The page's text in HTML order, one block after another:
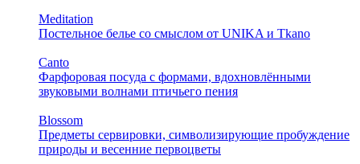
Meditation
Постельное белье со смыслом от UNIKA и Tkano
Canto
Фарфоровая посуда с формами, вдохновлёнными
звуковыми волнами птичьего пения
Blossom
Предметы сервировки, символизирующие пробуждение
природы и весенние первоцветы